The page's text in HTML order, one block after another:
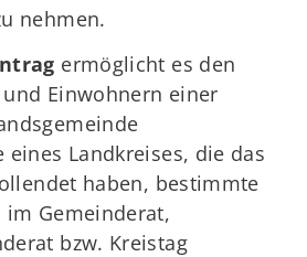
nehmen.
ermöglicht es den
Einwohnern einer
eines Landkreises, die das
haben, bestimmte
im Gemeinderat,
bzw. Kreistag